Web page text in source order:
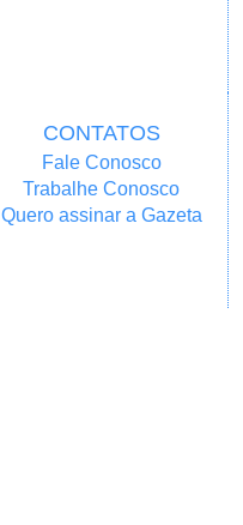
CONTATOS
Fale Conosco
Trabalhe Conosco
Quero assinar a Gazeta